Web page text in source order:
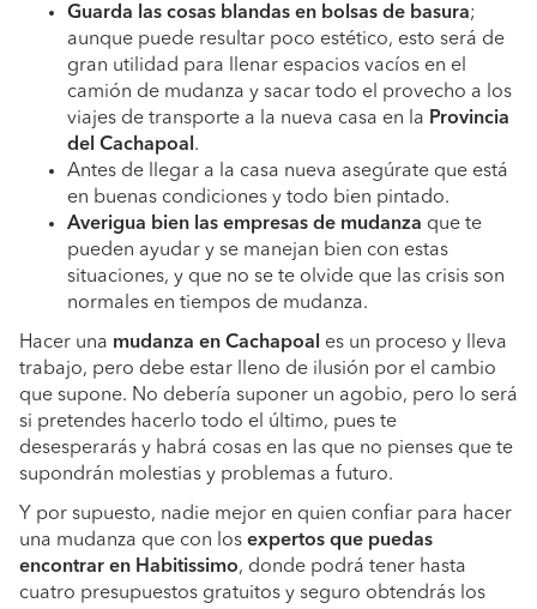
Guarda las cosas blandas en bolsas de basura;
aunque puede resultar poco estético, esto será de
gran utilidad para llenar espacios vacíos en el
camión de mudanza y sacar todo el provecho a los
viajes de transporte a la nueva casa en la Provincia
del Cachapoal .
Antes de llegar a la casa nueva asegúrate que está
en buenas condiciones y todo bien pintado.
Averigua bien las empresas de mudanza que te
pueden ayudar y se manejan bien con estas
situaciones, y que no se te olvide que las crisis son
normales en tiempos de mudanza.
Hacer una mudanza en Cachapoal
es un proceso y lleva
trabajo, pero debe estar lleno de ilusión por el cambio
que supone. No debería suponer un agobio, pero lo será
si pretendes hacerlo todo el último, pues te
desesperarás y habrá cosas en las que no pienses que te
supondrán molestias y problemas a futuro.
Y por supuesto, nadie mejor en quien confiar para hacer
una mudanza que con los expertos que puedas
encontrar en Habitissimo, donde podrá tener hasta
cuatro presupuestos gratuitos y seguro obtendrás los